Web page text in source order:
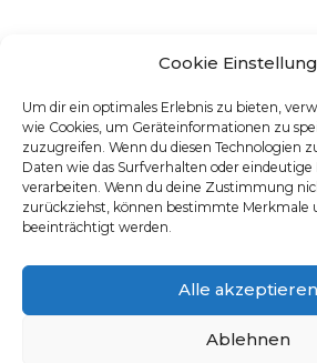
Cookie
Um dir ein optimales Erlebnis zu bieten,
wie Cookies, um Geräteinformationen zu
zuzugreifen. Wenn du diesen Technologien
Daten wie das Surfverhalten oder eindeutige
verarbeiten. Wenn du deine Zustimmung
zurückziehst, können bestimmte Merkmale
beeinträchtigt werden.
Alle akzeptieren
Ablehnen
UGS : JM24
Ce